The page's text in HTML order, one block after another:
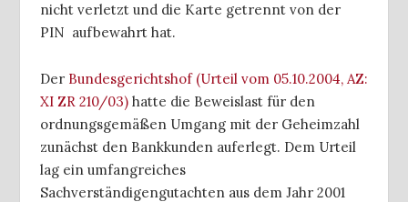
nicht verletzt und die Karte getrennt von der
PIN aufbewahrt hat.
Der Bundesgerichtshof (Urteil vom 05.10.2004, AZ:
XI ZR 210/03) hatte die Beweislast für den
ordnungsgemäßen Umgang mit der Geheimzahl
zunächst den Bankkunden auferlegt. Dem Urteil
lag ein umfangreiches
Sachverständigengutachten aus dem Jahr 2001